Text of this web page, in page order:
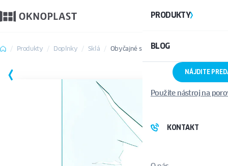
PRODUKTY
BLOG
NÁJDITE
Použite nástroj na
KONTAKT
Produkty Doplnky Sklá Obyčajné sklá
ULOŽIŤ